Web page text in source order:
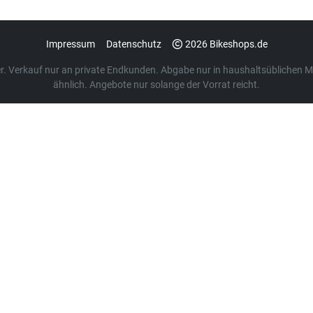
Impressum Datenschutz 2026 Bikeshops.de
Verkauf nur an private Endkunden. Abgabe nur in haushaltsüblichen
ähnlich. Angebote nur solange der Vorrat reicht.